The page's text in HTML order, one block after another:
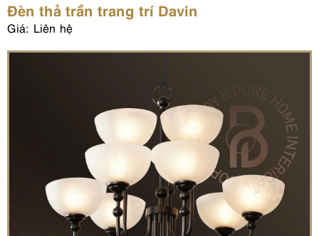
Đèn thả trần trang trí Davin
Giá: Liên hệ